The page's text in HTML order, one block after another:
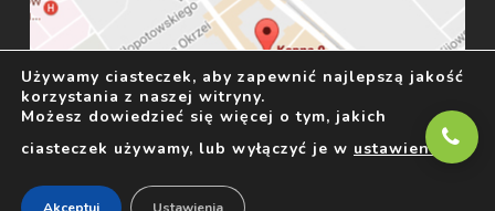
Używamy ciasteczek, aby zapewnić najlepszą jakość
korzystania z naszej witryny.
Możesz dowiedzieć się więcej o tym, jakich
ciasteczek używamy, lub wyłączyć je w ustawieniach